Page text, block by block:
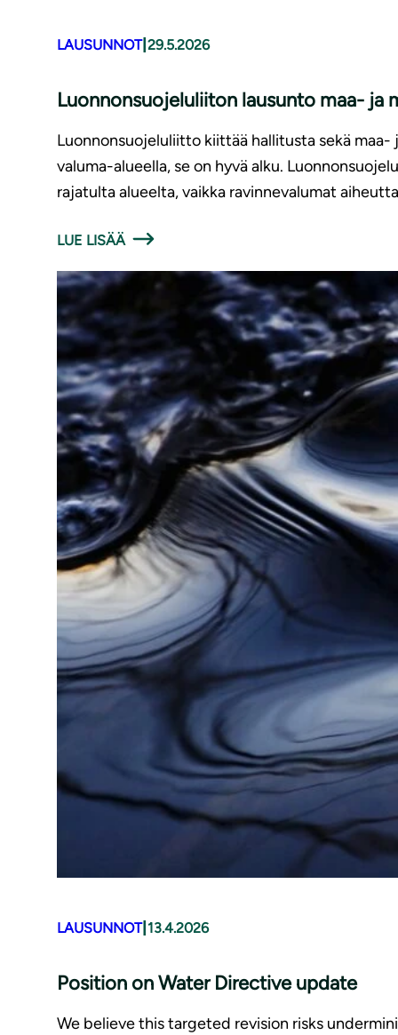
LAUSUNNOT| 29.5.2026
Luonnonsuojeluliiton lausunto maa- ja
Luonnonsuojeluliitto kiittää hallitusta sekä
valuma-alueella, se on hyvä alku.
rajatulta alueelta, vaikka ravinnevalumat
LUE LISÄÄ
LAUSUNNOT| 13.4.2026
Position on Water Directive update
We believe this targeted revision risks